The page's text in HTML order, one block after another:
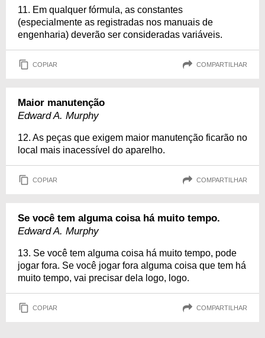
11. Em qualquer fórmula, as constantes
(especialmente as registradas nos manuais de
engenharia) deverão ser consideradas variáveis.
COPIAR COMPARTILHAR
Maior manutenção
Edward A. Murphy
12. As peças que exigem maior manutenção ficarão no
local mais inacessível do aparelho.
COPIAR COMPARTILHAR
Se você tem alguma coisa há muito tempo.
Edward A. Murphy
13. Se você tem alguma coisa há muito tempo, pode
jogar fora. Se você jogar fora alguma coisa que tem há
muito tempo, vai precisar dela logo, logo.
COPIAR COMPARTILHAR